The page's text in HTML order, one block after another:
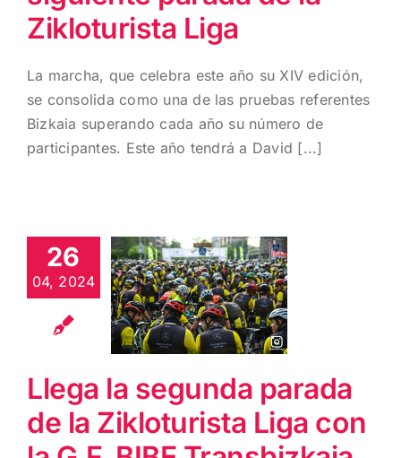
Zikloturista Liga
La marcha, que celebra este año su XIV edición,
se consolida como una de las pruebas referentes
Bizkaia superando cada año su número de
participantes. Este año tendrá a David [...]
26
04, 2024
segunda
parada de la
Zikloturista
Liga con la
G.F. BIBE
Transbizkaia
Llega la segunda parada
de la Zikloturista Liga con